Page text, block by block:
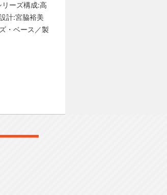
ーズ構成:高
計:宮脇裕美
・ベース／製